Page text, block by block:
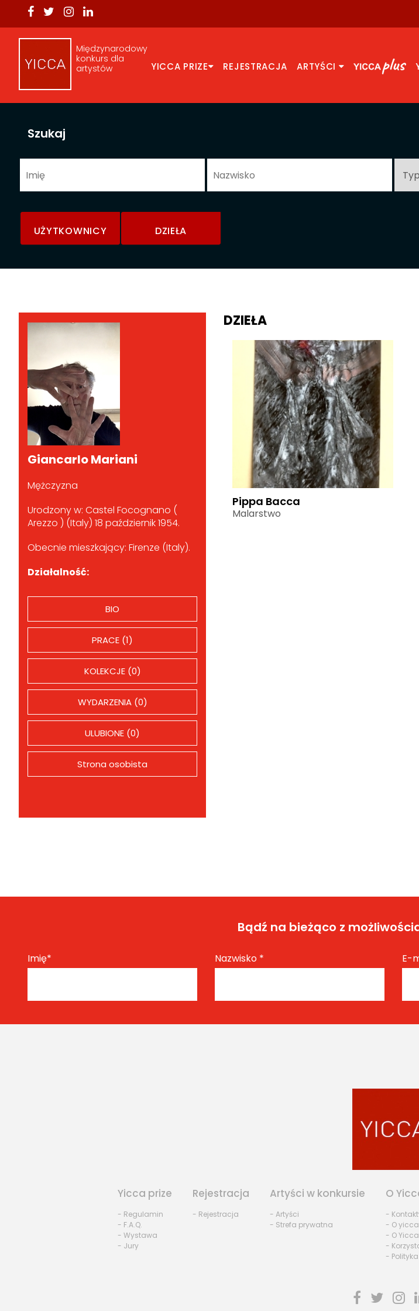
Międzynarodowy
konkurs dla
artystów
YICCA PRIZE REJESTRACJA ARTYŚCI
Szukaj
UŻYTKOWNICY DZIEŁA
Giancarlo Mariani
Mężczyzna
Urodzony w: Castel Focognano (
Arezzo ) (Italy) 18 październik 1954.
Obecnie mieszkający: Firenze (Italy).
Działalność:
BIO
PRACE (1)
KOLEKCJE (0)
WYDARZENIA (0)
ULUBIONE (0)
Strona osobista
DZIEŁA
Pippa Bacca
Malarstwo
Bądź na bieżąco z
Imię* Nazwisko * E-
Yicca prize
- Regulamin
- F.A.Q.
- Wystawa
- Jury
Rejestracja
- Rejestracja
Artyści w konkursie
- Artyści
- Strefa prywatna
O
-
- O
- O Yicca
-
-